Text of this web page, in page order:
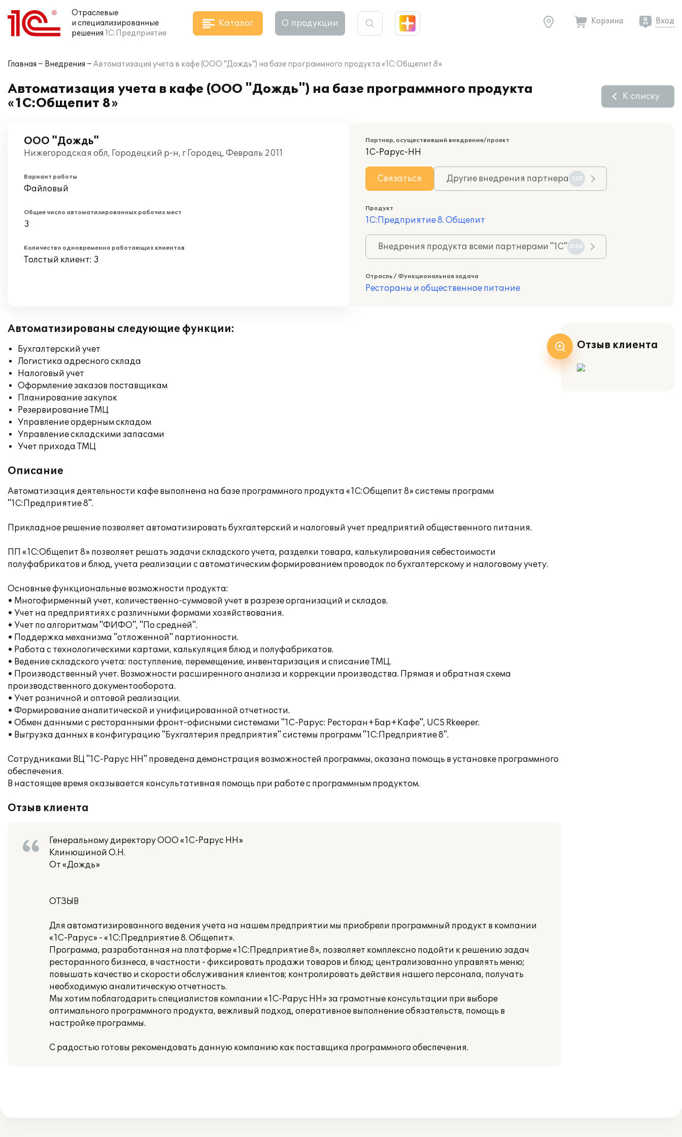
Отраслевые
и специализированные
решения 1С:Предприятие
Каталог О продукции Корзина Вход
Главная Внедрения Автоматизация учета в кафе (ООО "Дождь") на базе программного продукта «1C:Общепит 8»
Автоматизация учета в кафе (ООО "Дождь") на базе программного продукта
«1C:Общепит 8»
К списку
ООО "Дождь"
Нижегородская обл, Городецкий р-н, г Городец, Февраль 2011
Вариант работы
Файловый
Общее число автоматизированных рабочих мест
3
Количество одновременно работающих клиентов
Толстый клиент: 3
Партнер, осуществивший внедрение/проект
1С-Рарус-НН
Связаться Другие внедрения партнера 135
Продукт
1С:Предприятие 8. Общепит
Внедрения продукта всеми партнерами "1С" 3130
Отрасль / Функциональная задача
Рестораны и общественное питание
Автоматизированы следующие функции:
Бухгалтерский учет
Логистика адресного склада
Налоговый учет
Оформление заказов поставщикам
Планирование закупок
Резервирование ТМЦ
Управление ордерным складом
Управление складскими запасами
Учет прихода ТМЦ
Описание
Автоматизация деятельности кафе выполнена на базе программного продукта «1C:Общепит 8» системы программ
"1С:Предприятие 8".
Прикладное решение позволяет автоматизировать бухгалтерский и налоговый учет предприятий общественного питания.
ПП «1C:Общепит 8» позволяет решать задачи складского учета, разделки товара, калькулирования себестоимости
полуфабрикатов и блюд, учета реализации с автоматическим формированием проводок по бухгалтерскому и налоговому учету.
Основные функциональные возможности продукта:
• Многофирменный учет, количественно-суммовой учет в разрезе организаций и складов.
• Учет на предприятиях с различными формами хозяйствования.
• Учет по алгоритмам "ФИФО", "По средней".
• Поддержка механизма "отложенной" партионности.
• Работа с технологическими картами, калькуляция блюд и полуфабрикатов.
• Ведение складского учета: поступление, перемещение, инвентаризация и списание ТМЦ.
• Производственный учет. Возможности расширенного анализа и коррекции производства. Прямая и обратная схема
производственного документооборота.
• Учет розничной и оптовой реализации.
• Формирование аналитической и унифицированной отчетности.
• Обмен данными с ресторанными фронт-офисными системами "1С-Рарус: Ресторан+Бар+Кафе", UCS Rkeeper.
• Выгрузка данных в конфигурацию "Бухгалтерия предприятия" системы программ "1С:Предприятие 8".
Сотрудниками ВЦ "1С-Рарус НН" проведена демонстрация возможностей программы, оказана помощь в установке программного
обеспечения.
В настоящее время оказывается консультативная помощь при работе с программным продуктом.
Отзыв клиента
Генеральному директору ООО «1С-Рарус НН»
Клинюшиной О.Н.
От «Дождь»
ОТЗЫВ
Для автоматизированного ведения учета на нашем предприятии мы приобрели программный продукт в компании
«1С-Рарус» - «1С:Предприятие 8. Общепит».
Программа, разработанная на платформе «1С:Предприятие 8», позволяет комплексно подойти к решению задач
ресторанного бизнеса, в частности - фиксировать продажи товаров и блюд; централизованно управлять меню;
повышать качество и скорости обслуживания клиентов; контролировать действия нашего персонала, получать
необходимую аналитическую отчетность.
Мы хотим поблагодарить специалистов компании «1С-Рарус НН» за грамотные консультации при выборе
оптимального программного продукта, вежливый подход, оперативное выполнение обязательств, помощь в
настройке программы.
С радостью готовы рекомендовать данную компанию как поставщика программного обеспечения.
Отзыв клиента